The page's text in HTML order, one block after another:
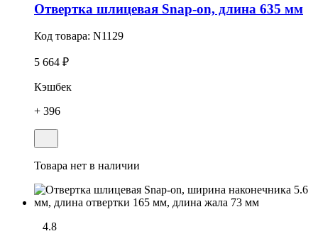
Отвеpтка шлицевая Snap-on, длина 635 мм
Код товара: N1129
5 664 ₽
Кэшбек
+ 396
Товара нет в наличии
4.8